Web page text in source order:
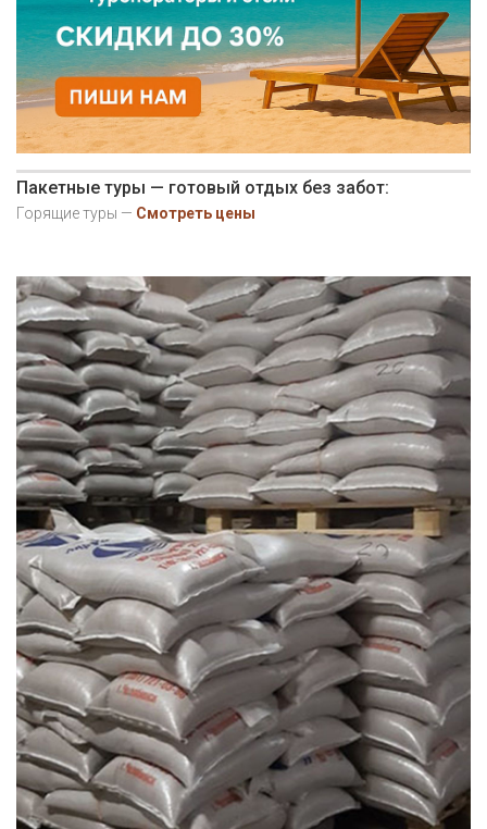
Пакетные туры — готовый отдых без забот:
Горящие туры — Смотреть цены